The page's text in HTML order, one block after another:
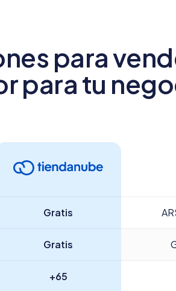
para
para tu
Gratis
Gratis
+65